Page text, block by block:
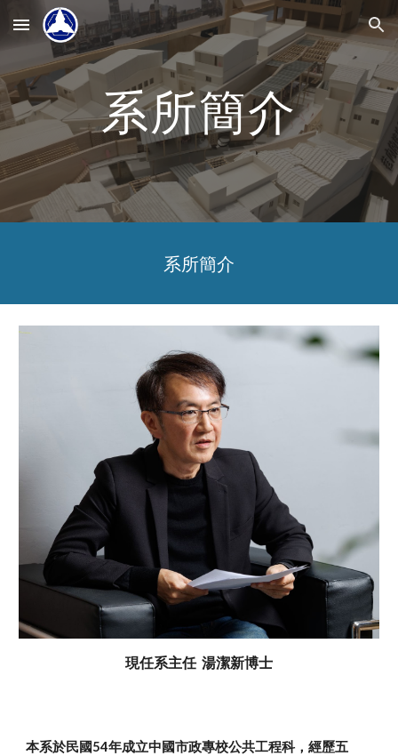
Skip to main content Skip to navigation
系所簡介
系所簡介
現任系主任 湯潔新博士
本系於民國54年成立中國市政專校公共工程科，經歷五